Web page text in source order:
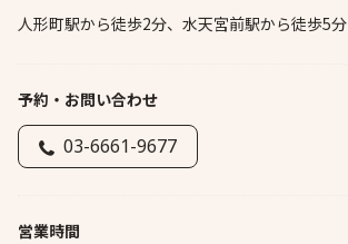
人形町駅から徒歩2分、水天宮前駅から徒歩5分
予約・お問い合わせ
03-6661-9677
営業時間